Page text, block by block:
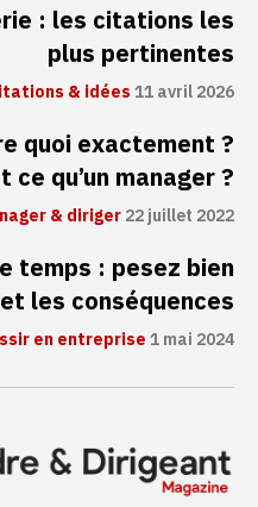
: les citations les
plus pertinentes
& idées11 avril 2026
quoi exactement ?
ce qu’un manager ?
& diriger22 juillet 2022
temps : pesez bien
les conséquences
en entreprise1 mai 2024